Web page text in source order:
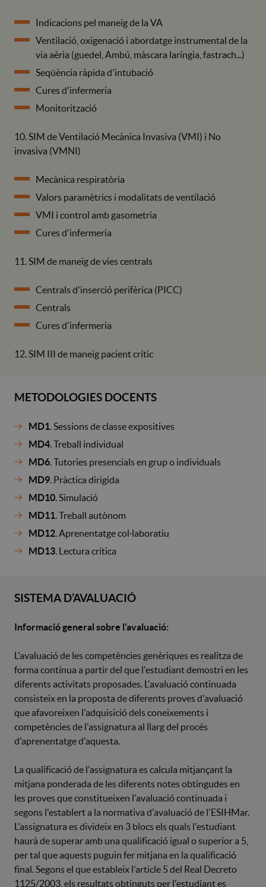
Indicacions pel maneig de la VA
Ventilació, oxigenació i abordatge instrumental de la
via aèria (guedel, Ambú, màscara laríngia, fastrach...)
Seqüència ràpida d'intubació
Cures d'infermeria
Monitorització
10. SIM de Ventilació Mecànica Invasiva (VMI) i No
invasiva (VMNI)
Mecànica respiratòria
Valors paramètrics i modalitats de ventilació
VMI i control amb gasometria
Cures d'infermeria
11. SIM de maneig de vies centrals
Centrals d'inserció perifèrica (PICC)
Centrals
Cures d'infermeria
12. SIM III de maneig pacient crític
METODOLOGIES DOCENTS
MD1 . Sessions de classe expositives
MD4 . Treball individual
MD6 . Tutories presencials en grup o individuals
MD9 . Pràctica dirigida
MD10 . Simulació
MD11 . Treball autònom
MD12 . Aprenentatge col·laboratiu
MD13 . Lectura crítica
SISTEMA D’AVALUACIÓ
Informació general sobre l'avaluació:
L'avaluació de les competències genèriques es realitza de
forma contínua a partir del que l'estudiant demostri en les
diferents activitats proposades. L'avaluació continuada
consisteix en la proposta de diferents proves d'avaluació
que afavoreixen l'adquisició dels coneixements i
competències de l'assignatura al llarg del procés
d'aprenentatge d'aquesta.
La qualificació de l'assignatura es calcula mitjançant la
mitjana ponderada de les diferents notes obtingudes en
les proves que constitueixen l'avaluació continuada i
segons l'establert a la normativa d'avaluació de l'ESIHMar.
L'assignatura es divideix en 3 blocs els quals l'estudiant
haurà de superar amb una qualificació igual o superior a 5,
per tal que aquests puguin fer mitjana en la qualificació
final. Segons el que estableix l'article 5 del Real Decreto
1125/2003, els resultats obtinguts per l'estudiant es